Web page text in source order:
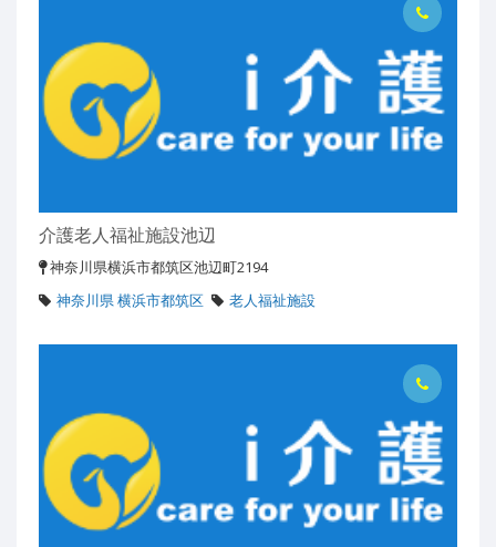
介護老人福祉施設池辺
神奈川県横浜市都筑区池辺町2194
神奈川県 横浜市都筑区
老人福祉施設